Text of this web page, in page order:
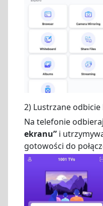
2) Lustrzane
Na telefonie
ekranu” i
gotowości do